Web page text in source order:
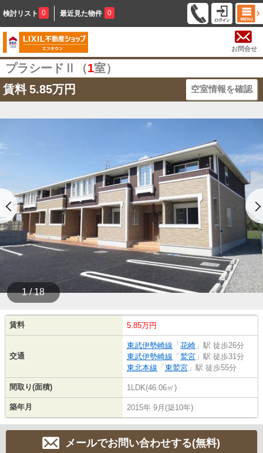
検討リスト 0 最近見た物件 0
お問合せ
プラシードⅡ（1室）
賃料 5.85万円 空室情報を確認
1 / 18
賃料 5.85万円
交通
東武伊勢崎線 「 花崎 」駅 徒歩26分
東武伊勢崎線 「 鷲宮 」駅 徒歩31分
東北本線 「 東鷲宮 」駅 徒歩55分
間取り(面積) 1LDK(46.06㎡)
築年月 2015年 9月(築10年)
メールでお問い合わせする(無料)